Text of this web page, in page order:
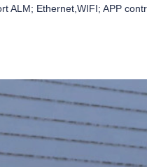
ALM; Ethernet,WIFI; APP